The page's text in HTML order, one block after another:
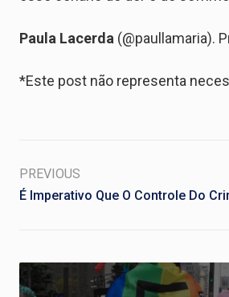
Paula Lacerda (@paullamaria).
*Este post não representa
PREVIOUS
É Imperativo Que O Controle Do